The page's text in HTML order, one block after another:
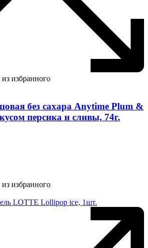
из избранного
без сахара Anytime Plum &
персика и сливы, 74г.
из избранного